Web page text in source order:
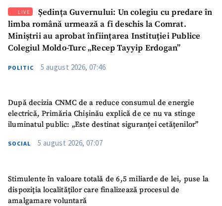
LIVE
Ședința Guvernului: Un colegiu cu predare în
limba română urmează a fi deschis la Comrat.
Miniștrii au aprobat înființarea Instituției Publice
Colegiul Moldo-Turc „Recep Tayyip Erdogan”
POLITIC 5 august 2026, 07:46
După decizia CNMC de a reduce consumul de energie
electrică, Primăria Chișinău explică de ce nu va stinge
iluminatul public: „Este destinat siguranței cetățenilor”
SOCIAL 5 august 2026, 07:07
Stimulente în valoare totală de 6,5 miliarde de lei, puse la
dispoziția localităților care finalizează procesul de
amalgamare voluntară